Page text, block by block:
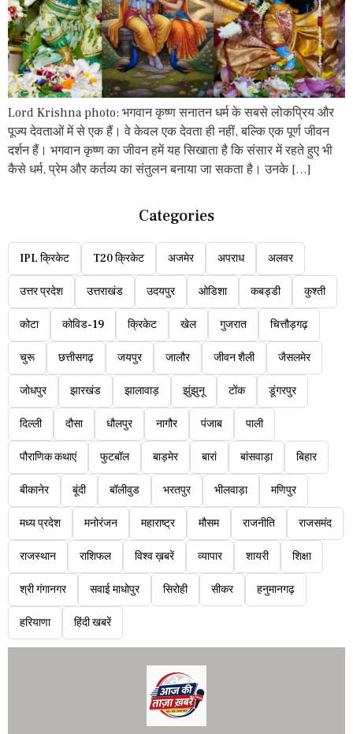
Lord Krishna photo: भगवान कृष्ण सनातन धर्म के सबसे लोकप्रिय और
पूज्य देवताओं में से एक हैं। वे केवल एक देवता ही नहीं, बल्कि एक पूर्ण जीवन
दर्शन हैं। भगवान कृष्ण का जीवन हमें यह सिखाता है कि संसार में रहते हुए भी
कैसे धर्म, प्रेम और कर्तव्य का संतुलन बनाया जा सकता है। उनके […]
Categories
IPL क्रिकेट T20 क्रिकेट अजमेर अपराध अलवर
उत्तर प्रदेश उत्तराखंड उदयपुर ओडिशा कबड्डी कुश्ती
कोटा कोविड-19 क्रिकेट खेल गुजरात चित्तौड़गढ़
चुरू छत्तीसगढ़ जयपुर जालौर जीवन शैली जैसलमेर
जोधपुर झारखंड झालावाड़ झुंझुनू टोंक डूंगरपुर
दिल्ली दौसा धौलपुर नागौर पंजाब पाली
पौराणिक कथाएं फुटबॉल बाड़मेर बारां बांसवाड़ा बिहार
बीकानेर बूंदी बॉलीवुड भरतपुर भीलवाड़ा मणिपुर
मध्य प्रदेश मनोरंजन महाराष्ट्र मौसम राजनीति राजसमंद
राजस्थान राशिफल विश्व ख़बरें व्यापार शायरी शिक्षा
श्री गंगानगर सवाई माधोपुर सिरोही सीकर हनुमानगढ़
हरियाणा हिंदी खबरें